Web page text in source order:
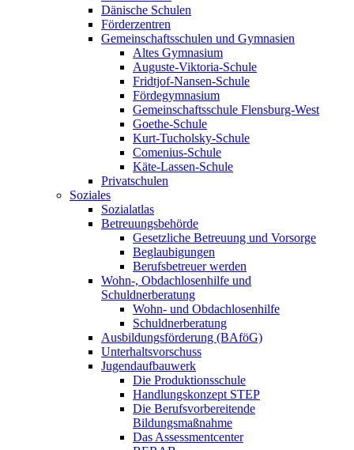
Dänische Schulen
Förderzentren
Gemeinschaftsschulen und Gymnasien
Altes Gymnasium
Auguste-Viktoria-Schule
Fridtjof-Nansen-Schule
Fördegymnasium
Gemeinschaftsschule Flensburg-West
Goethe-Schule
Kurt-Tucholsky-Schule
Comenius-Schule
Käte-Lassen-Schule
Privatschulen
Soziales
Sozialatlas
Betreuungsbehörde
Gesetzliche Betreuung und Vorsorge
Beglaubigungen
Berufsbetreuer werden
Wohn-, Obdachlosenhilfe und
Schuldnerberatung
Wohn- und Obdachlosenhilfe
Schuldnerberatung
Ausbildungsförderung (BAföG)
Unterhaltsvorschuss
Jugendaufbauwerk
Die Produktionsschule
Handlungskonzept STEP
Die Berufsvorbereitende
Bildungsmaßnahme
Das Assessmentcenter